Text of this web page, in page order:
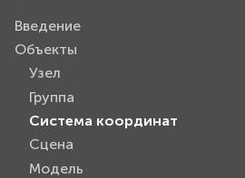
Введение
Объекты
Узел
Группа
Система координат
Сцена
Модель